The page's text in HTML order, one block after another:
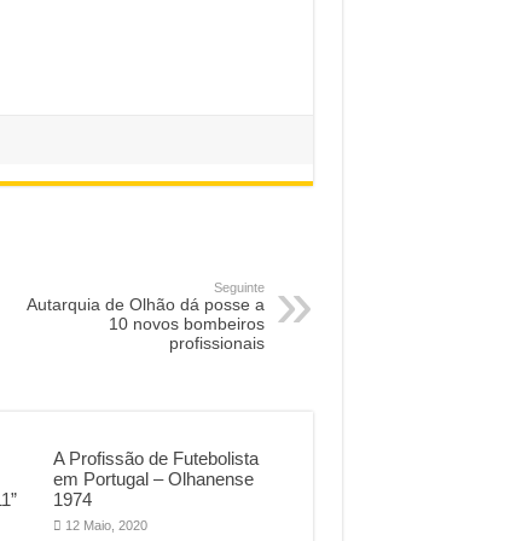
Seguinte
Autarquia de Olhão dá posse a
10 novos bombeiros
profissionais
A Profissão de Futebolista
em Portugal – Olhanense
1974
12 Maio, 2020